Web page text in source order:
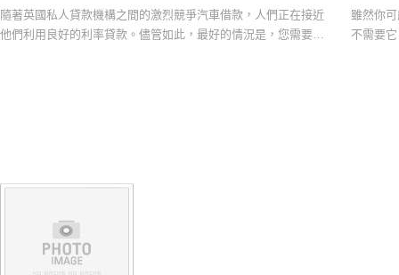
隨著英國私人貸款機構之間的激烈競爭汽車借款，人們正在接近
他們利用良好的利率貸款。儘管如此，最好的情況是，您需要與
雖然你
不需要